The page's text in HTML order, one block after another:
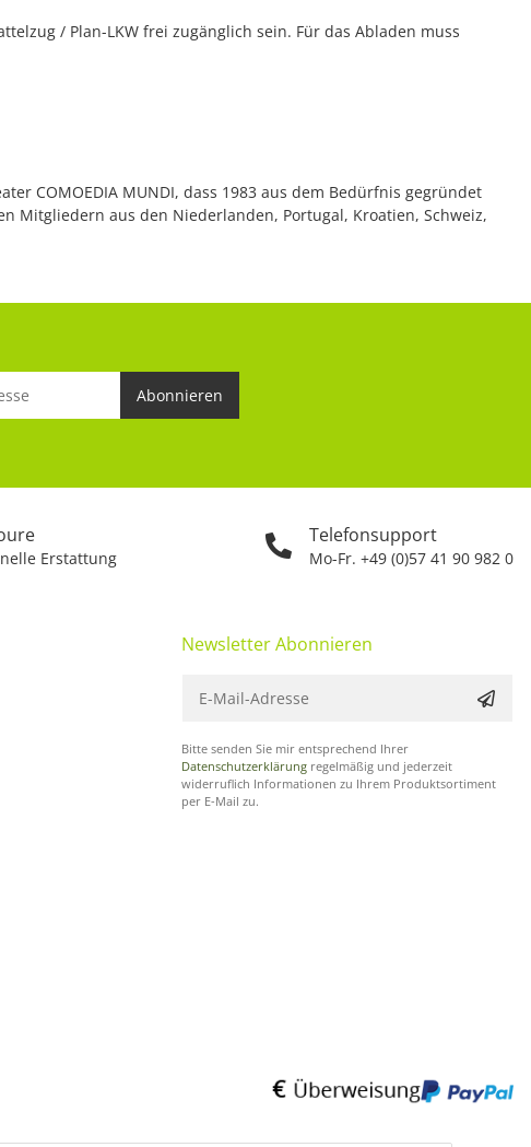
/ Plan-LKW frei zugänglich sein. Für das Abladen muss
COMOEDIA MUNDI, dass 1983 aus dem Bedürfnis gegründet
Mitgliedern aus den Niederlanden, Portugal, Kroatien, Schweiz,
Erstattung
Telefonsupport
Mo-Fr. +49 (0)57 41 90 982 0
Abonnieren
Newsletter Abonnieren
Bitte senden Sie mir entsprechend Ihrer
Datenschutzerklärung regelmäßig und jederzeit
widerruflich Informationen zu Ihrem Produktsortiment
per E-Mail zu.